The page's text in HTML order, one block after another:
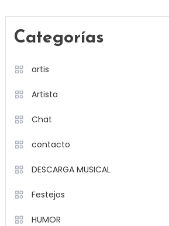
Categorías
artis
Artista
Chat
contacto
DESCARGA MUSICAL
Festejos
HUMOR